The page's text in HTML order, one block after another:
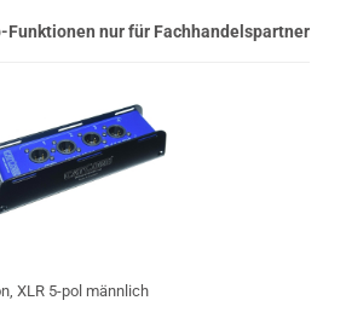
Funktionen nur für Fachhandelspartner
XLR 5-pol männlich